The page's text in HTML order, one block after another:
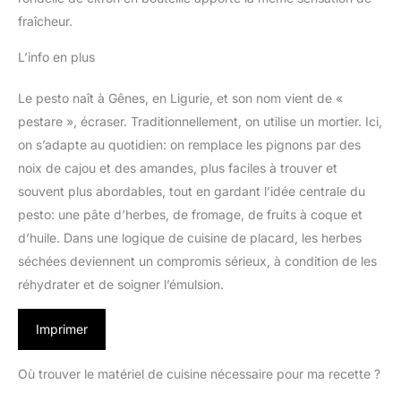
fraîcheur.
L’info en plus
Le pesto naît à Gênes, en Ligurie, et son nom vient de «
pestare », écraser. Traditionnellement, on utilise un mortier. Ici,
on s’adapte au quotidien: on remplace les pignons par des
noix de cajou et des amandes, plus faciles à trouver et
souvent plus abordables, tout en gardant l’idée centrale du
pesto: une pâte d’herbes, de fromage, de fruits à coque et
d’huile. Dans une logique de cuisine de placard, les herbes
séchées deviennent un compromis sérieux, à condition de les
réhydrater et de soigner l’émulsion.
Imprimer
Où trouver le matériel de cuisine nécessaire pour ma recette ?